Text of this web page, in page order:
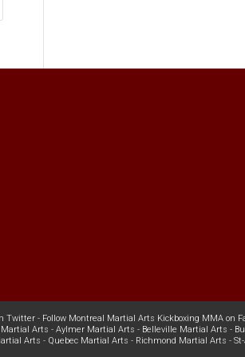
Twitter - Follow Montreal Martial Arts Kickboxing MMA on
Arts - Aylmer Martial Arts - Belleville Martial Arts -
Arts - Quebec Martial Arts - Richmond Martial Arts -